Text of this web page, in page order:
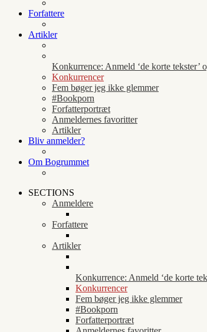
Forfattere
Artikler
Konkurrence: Anmeld ‘de korte tekster’
Konkurrencer
Fem bøger jeg ikke glemmer
#Bookporn
Forfatterportræt
Anmeldernes favoritter
Artikler
Bliv anmelder?
Om Bogrummet
SECTIONS
Anmeldere
Forfattere
Artikler
Konkurrence: Anmeld ‘de korte
Konkurrencer
Fem bøger jeg ikke glemmer
#Bookporn
Forfatterportræt